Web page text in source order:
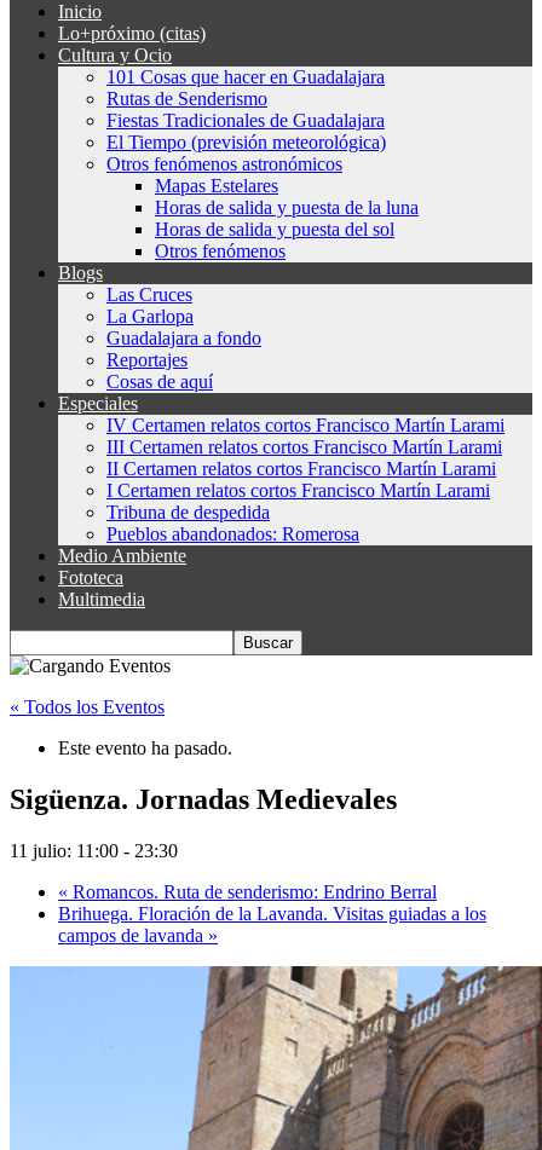
Inicio
Lo+próximo (citas)
Cultura y Ocio
101 Cosas que hacer en Guadalajara
Rutas de Senderismo
Fiestas Tradicionales de Guadalajara
El Tiempo (previsión meteorológica)
Otros fenómenos astronómicos
Mapas Estelares
Horas de salida y puesta de la luna
Horas de salida y puesta del sol
Otros fenómenos
Blogs
Las Cruces
La Garlopa
Guadalajara a fondo
Reportajes
Cosas de aquí
Especiales
IV Certamen relatos cortos Francisco Martín Larami
III Certamen relatos cortos Francisco Martín Larami
II Certamen relatos cortos Francisco Martín Larami
I Certamen relatos cortos Francisco Martín Larami
Tribuna de despedida
Pueblos abandonados: Romerosa
Medio Ambiente
Fototeca
Multimedia
« Todos los Eventos
Este evento ha pasado.
Sigüenza. Jornadas Medievales
11 julio: 11:00 - 23:30
« Romancos. Ruta de senderismo: Endrino Berral
Brihuega. Floración de la Lavanda. Visitas guiadas a los
campos de lavanda »